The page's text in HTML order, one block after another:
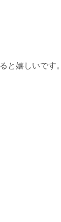
と嬉しいです。